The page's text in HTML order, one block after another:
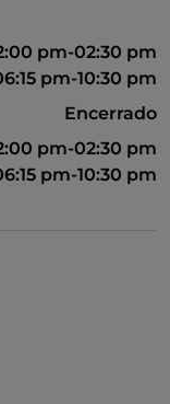
pm-02:30 pm
pm-10:30 pm
Encerrado
pm-02:30 pm
pm-10:30 pm